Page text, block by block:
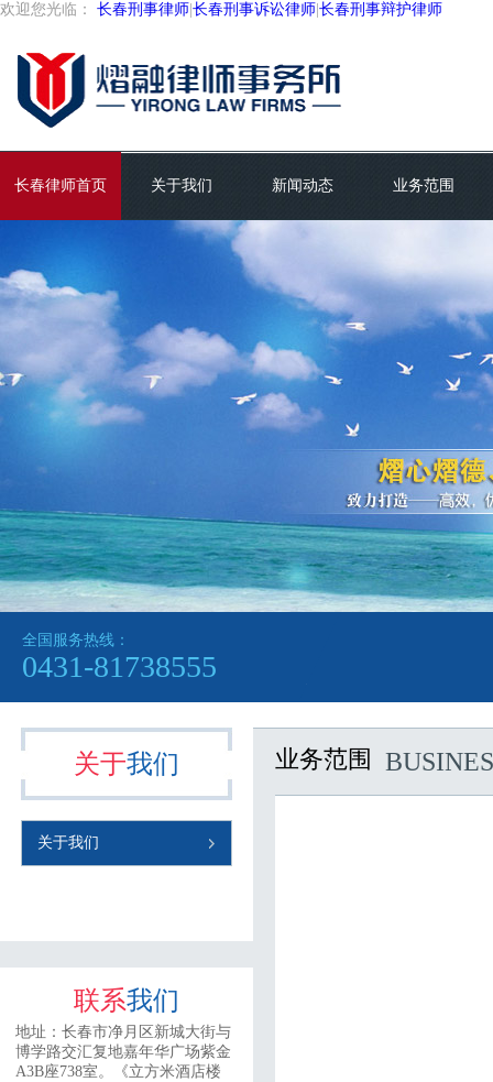
欢迎您光临： 长春刑事律师 长春刑事诉讼律师 长春刑事辩护律师
长春律师首页 关于我们 新闻动态 业务范围
全国服务热线：
0431-81738555
关于我们
关于我们
联系我们
地址： 长春市净月区新城大街与
博学路交汇复地嘉年华广场紫金
A3B座738室。《立方米酒店楼
业务范围